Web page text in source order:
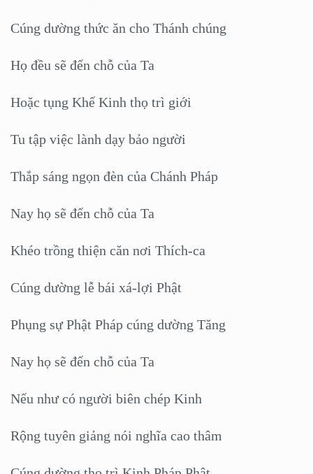
Cúng dường thức ăn cho Thánh chúng
Họ đều sẽ đến chỗ của Ta
Hoặc tụng Khế Kinh thọ trì giới
Tu tập việc lành dạy bảo người
Thắp sáng ngọn đèn của Chánh Pháp
Nay họ sẽ đến chỗ của Ta
Khéo trồng thiện căn nơi Thích-ca
Cúng dường lễ bái xá-lợi Phật
Phụng sự Phật Pháp cúng dường Tăng
Nay họ sẽ đến chỗ của Ta
Nếu như có người biên chép Kinh
Rộng tuyên giảng nói nghĩa cao thâm